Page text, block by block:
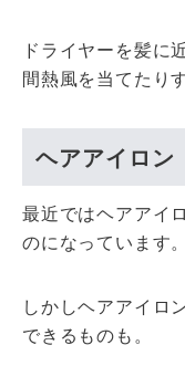
ドライヤーを髪に
間熱風を当てたり
ヘアアイロン
最近ではヘアアイ
のになっています。
しかしヘアアイ
できるものも。